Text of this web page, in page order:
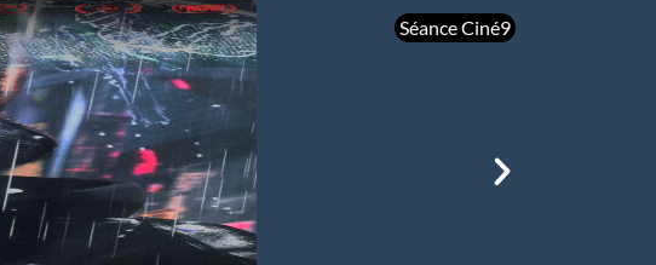
Séance Ciné9
mer 05/08
21h00